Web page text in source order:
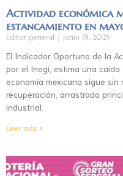
Actividad económica
estancamiento en
Editor general junio 19, 2025
El Indicador Oportuno de la
por el Inegi, estima una
economía mexicana sigue
recuperación, arrastrada
industrial.
Leer más »